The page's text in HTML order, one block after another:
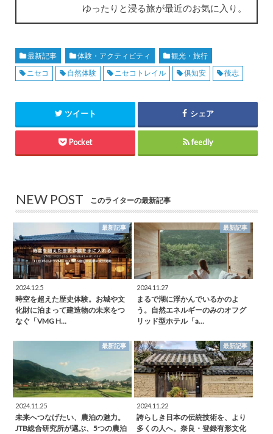
ゆったりと浸る旅が最近のお気に入り。
最新記事 体験・アクティビティ
観光・旅行
ニセコ
自然体験 ニセコトレイル 俱知安 後志
ツイート シェア
Pocket feedly
NEW POST このライターの最新記事
最新記事
2024.12.5
時空を超えた歴史体験。お城や文
化財に泊まって建造物の未来をつ
なぐ「VMG H…
最新記事
2024.11.27
まるで湖に浮かんでいるかのよ
う。自然エネルギーのみのオフグ
リッド型ホテル「a…
最新記事
2024.11.25
未来へつなげたい、農泊の魅力。
JTB総合研究所が選ぶ、5つの農泊
最新記事
2024.11.22
誇らしき日本の伝統技術を、より
多くの人へ。奈良・登録有形文化